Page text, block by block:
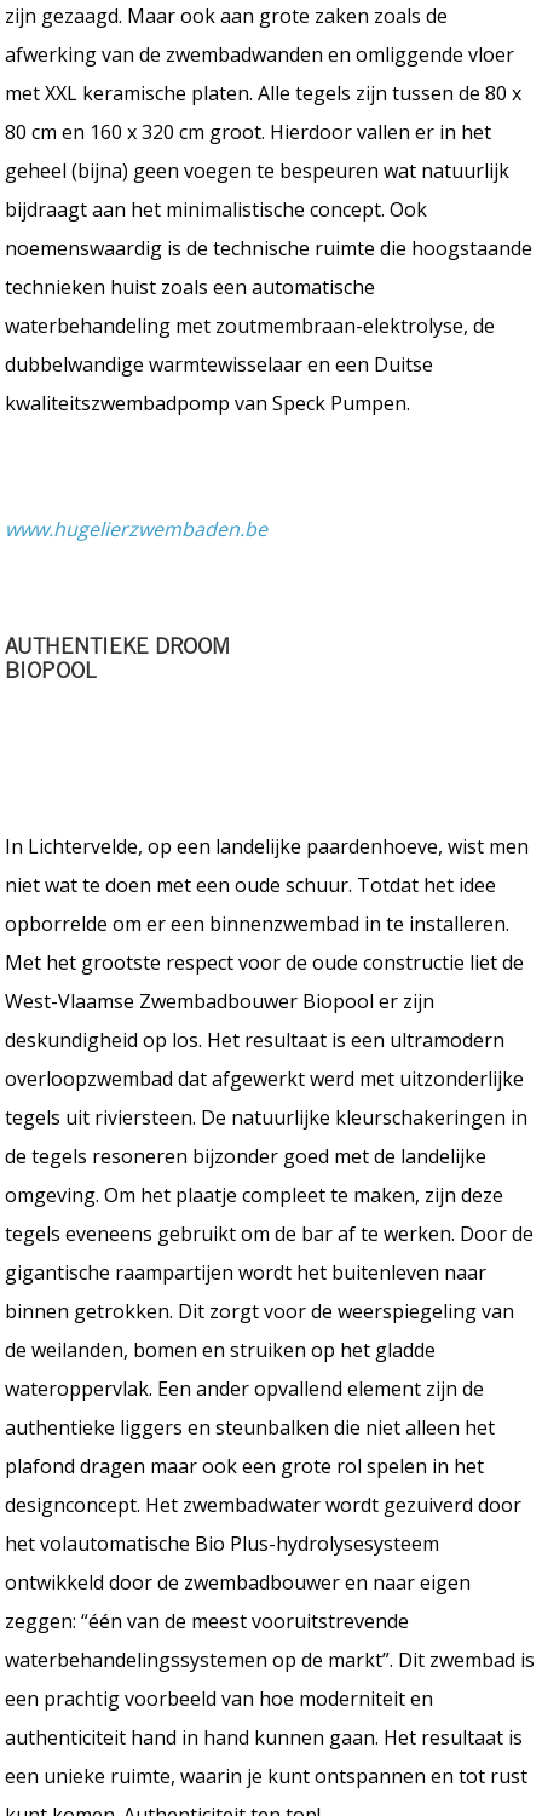
zijn gezaagd. Maar ook aan grote zaken zoals de
afwerking van de zwembadwanden en omliggende vloer
met XXL keramische platen. Alle tegels zijn tussen de 80 x
80 cm en 160 x 320 cm groot. Hierdoor vallen er in het
geheel (bijna) geen voegen te bespeuren wat natuurlijk
bijdraagt aan het minimalistische concept. Ook
noemenswaardig is de technische ruimte die hoogstaande
technieken huist zoals een automatische
waterbehandeling met zoutmembraan-elektrolyse, de
dubbelwandige warmtewisselaar en een Duitse
kwaliteitszwembadpomp van Speck Pumpen.
www.hugelierzwembaden.be
AUTHENTIEKE DROOM
BIOPOOL
In Lichtervelde, op een landelijke paardenhoeve, wist men
niet wat te doen met een oude schuur. Totdat het idee
opborrelde om er een binnenzwembad in te installeren.
Met het grootste respect voor de oude constructie liet de
West-Vlaamse Zwembadbouwer Biopool er zijn
deskundigheid op los. Het resultaat is een ultramodern
overloopzwembad dat afgewerkt werd met uitzonderlijke
tegels uit riviersteen. De natuurlijke kleurschakeringen in
de tegels resoneren bijzonder goed met de landelijke
omgeving. Om het plaatje compleet te maken, zijn deze
tegels eveneens gebruikt om de bar af te werken. Door de
gigantische raampartijen wordt het buitenleven naar
binnen getrokken. Dit zorgt voor de weerspiegeling van
de weilanden, bomen en struiken op het gladde
wateroppervlak. Een ander opvallend element zijn de
authentieke liggers en steunbalken die niet alleen het
plafond dragen maar ook een grote rol spelen in het
designconcept. Het zwembadwater wordt gezuiverd door
het volautomatische Bio Plus-hydrolysesysteem
ontwikkeld door de zwembadbouwer en naar eigen
zeggen: “één van de meest vooruitstrevende
waterbehandelingssystemen op de markt”. Dit zwembad is
een prachtig voorbeeld van hoe moderniteit en
authenticiteit hand in hand kunnen gaan. Het resultaat is
een unieke ruimte, waarin je kunt ontspannen en tot rust